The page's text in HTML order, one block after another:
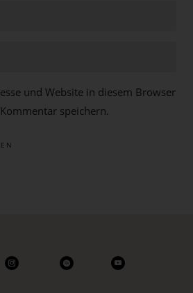
und Website in diesem Browser
speichern.